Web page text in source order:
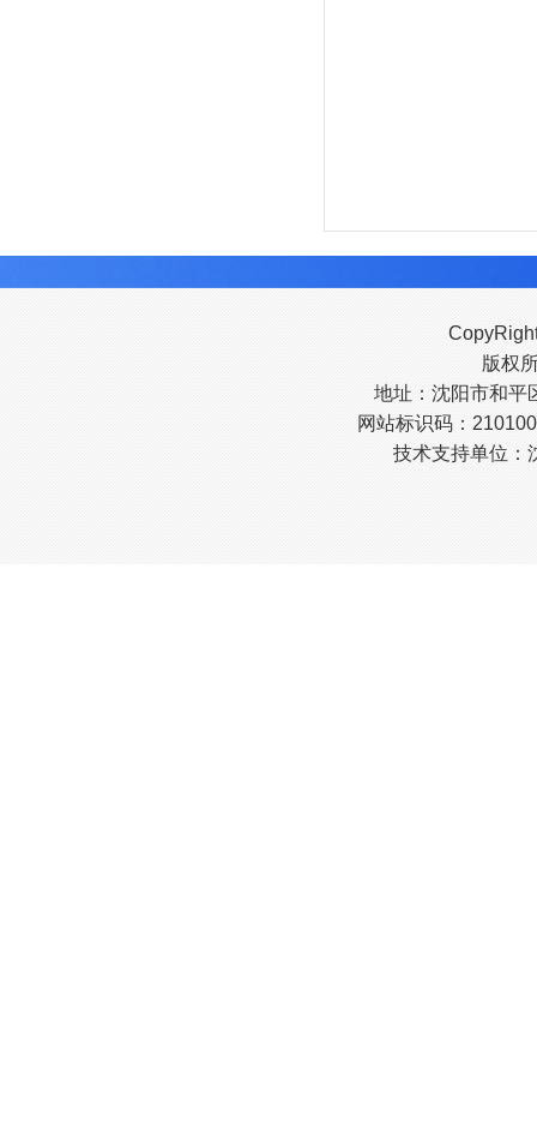
版权
地址：沈阳市和平
网站标识码：
技术支持单位：